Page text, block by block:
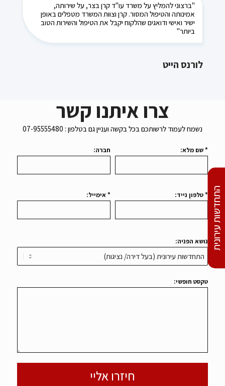
התחדשות עירונית
"ברצוני להמליץ על משרד עו"ד קרן בצר, על שירותה,
אמינותה והטיפול המסור. קרן וצוות המשרד מטפלים באופן
ישיר ואישי ודואגים שהלקוח יקבל את הטיפול והשירות הטוב
ביותר"
לורנס הייט
צרו איתנו קשר
נשמח לעמוד לרשותכם בכל בקשה ועניין גם בטלפון : 07-95555480
* שם מלא: חברה:
* טלפון נייד: * אימייל:
נושא הפניה:
טקסט חופשי: